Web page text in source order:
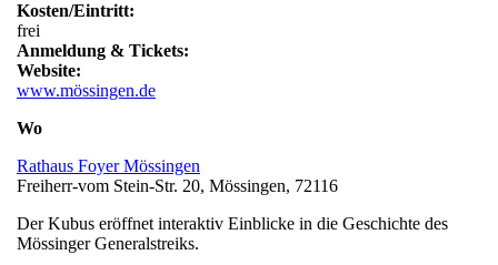
Kosten/Eintritt:
frei
Anmeldung & Tickets:
Website:
www.mössingen.de
Wo
Rathaus Foyer Mössingen
Freiherr-vom Stein-Str. 20, Mössingen, 72116
Der Kubus eröffnet interaktiv Einblicke in die Geschichte des
Mössinger Generalstreiks.